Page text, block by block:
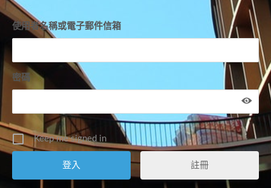
使用者名稱或電子郵件信箱
密碼
Keep me signed in
註冊